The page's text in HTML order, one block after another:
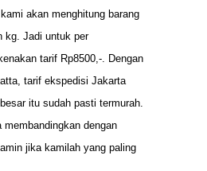
akan menghitung barang
kg. Jadi untuk per
tarif Rp8500,-. Dengan
tarif ekspedisi Jakarta
itu sudah pasti termurah.
dengan
jika kamilah yang paling